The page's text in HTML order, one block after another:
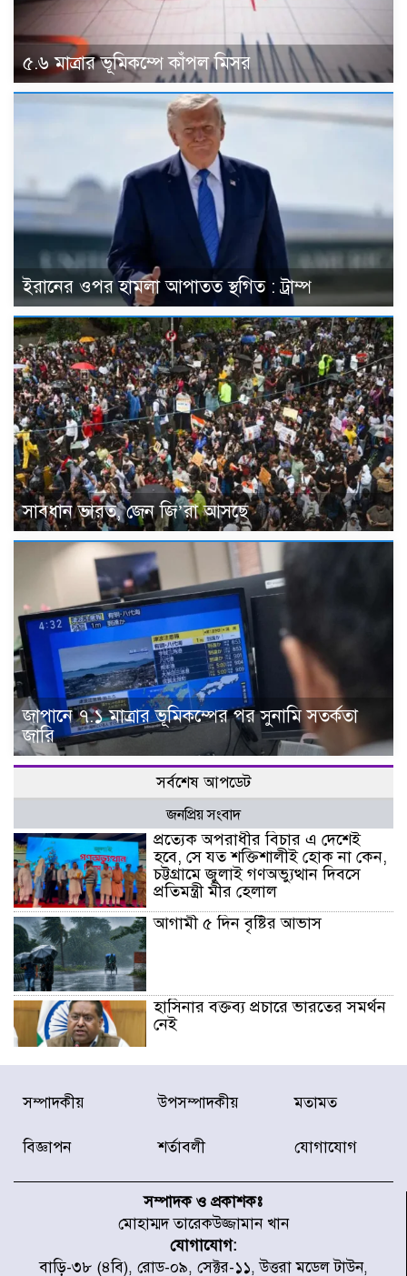
৫.৬ মাত্রার ভূমিকম্পে কাঁপল মিসর
ইরানের ওপর হামলা আপাতত স্থগিত : ট্রাম্প
সাবধান ভারত, জেন জি’রা আসছে
জাপানে ৭.১ মাত্রার ভূমিকম্পের পর সুনামি সতর্কতা
জারি
সর্বশেষ আপডেট
জনপ্রিয় সংবাদ
প্রত্যেক অপরাধীর বিচার এ দেশেই
হবে, সে যত শক্তিশালীই হোক না কেন,
চট্টগ্রামে জুলাই গণঅভ্যুত্থান দিবসে
প্রতিমন্ত্রী মীর হেলাল
আগামী ৫ দিন বৃষ্টির আভাস
হাসিনার বক্তব্য প্রচারে ভারতের সমর্থন
নেই
জুলাই গণঅভ্যুত্থানে আহত যোদ্ধা
মিতুর খোঁজ নিলেন প্রধানমন্ত্রী
শহীদের তালিকা প্রকাশ করল JRA
জুলাই গণঅভ্যুত্থানে উত্তরায় সর্বকনিষ্ঠ
সম্পাদকীয় উপসম্পাদকীয় মতামত
বিজ্ঞাপন শর্তাবলী যোগাযোগ
সম্পাদক ও প্রকাশকঃ
মোহাম্মদ তারেকউজ্জামান খান
যোগাযোগ:
বাড়ি-৩৮ (৪বি), রোড-০৯, সেক্টর-১১, উত্তরা মডেল টাউন,